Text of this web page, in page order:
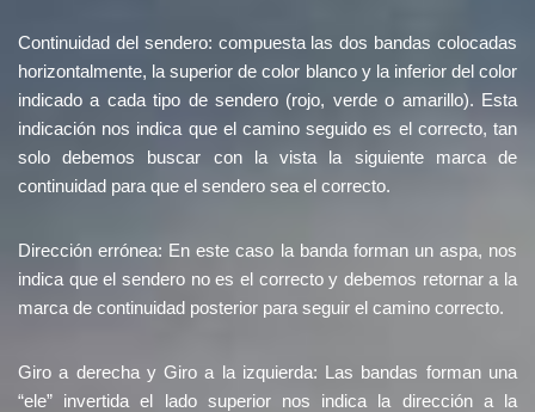
Continuidad del sendero: compuesta las dos bandas colocadas
horizontalmente, la superior de color blanco y la inferior del color
indicado a cada tipo de sendero (rojo, verde o amarillo). Esta
indicación nos indica que el camino seguido es el correcto, tan
solo debemos buscar con la vista la siguiente marca de
continuidad para que el sendero sea el correcto.
Dirección errónea: En este caso la banda forman un aspa, nos
indica que el sendero no es el correcto y debemos retornar a la
marca de continuidad posterior para seguir el camino correcto.
Giro a derecha y Giro a la izquierda: Las bandas forman una
“ele” invertida el lado superior nos indica la dirección a la